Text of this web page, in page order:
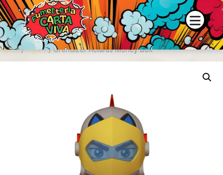
e la disponibilità dei prodotti contattaci su WhatsApp o
Home/Figure/ Grendizer Actarus Money Box